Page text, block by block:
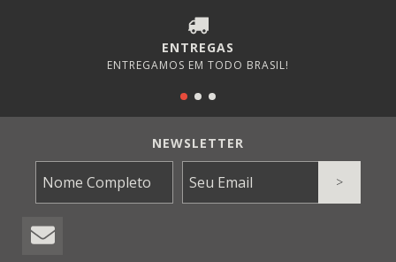
ENTREGAS
ENTREGAMOS EM TODO BRASIL!
NEWSLETTER